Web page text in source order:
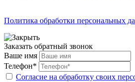
Политика обработки персональных
Заказать обратный звонок
Ваше имя
Телефон*
Согласие на обработку своих